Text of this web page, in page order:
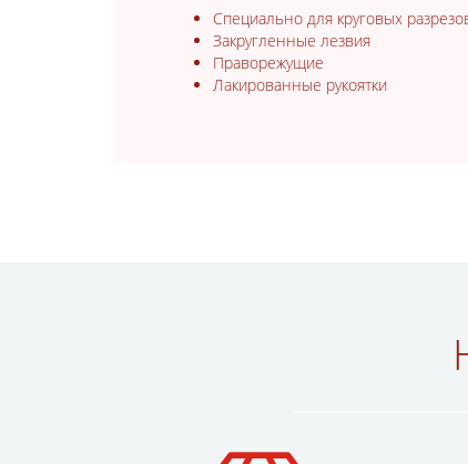
Специально для круговых
Закругленные лезвия
Праворежущие
Лакированные рукоятки